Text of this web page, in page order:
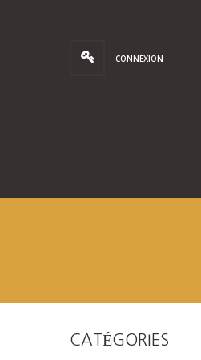
CONNEXION
CATÉGORIES